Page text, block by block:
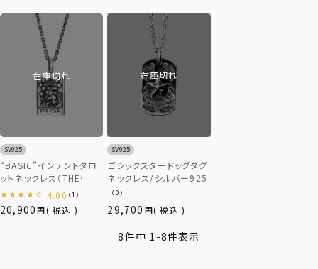
在庫切れ
SV925
“BASIC”インテントタロ
ットネックレス（THE
STAR）/シルバー925
20,900 税込
4.00 （1）
在庫切れ
SV925
ゴシックスタードッグタグ
ネックレス/シルバー925
29,700 税込
（0）
8件中 1 -8件表示